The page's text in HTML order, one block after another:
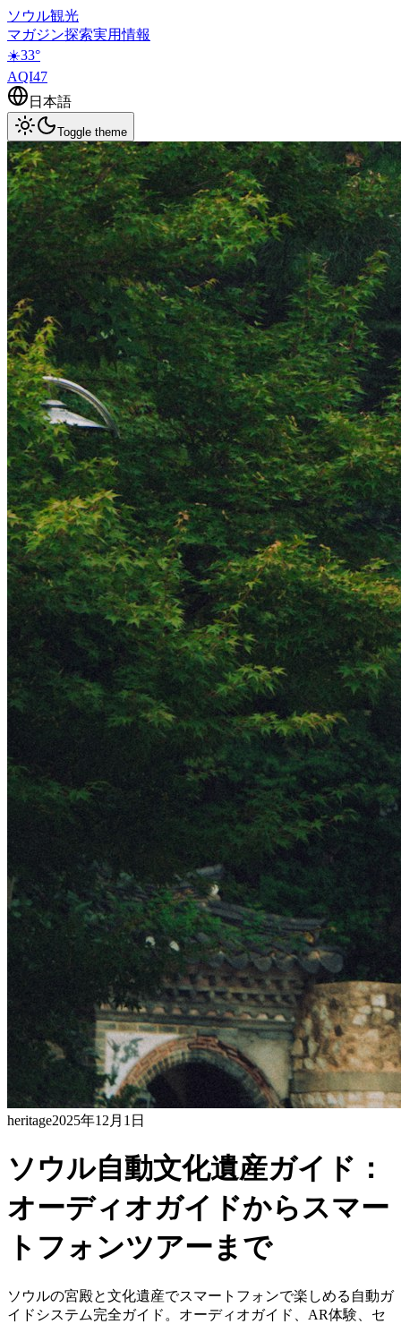
ソウル観光
マガジン探索実用情報
☀️33°
AQI47
日本語
Toggle theme
heritage2025年12月1日
ソウル自動文化遺産ガイド：
オーディオガイドからスマー
トフォンツアーまで
ソウルの宮殿と文化遺産でスマートフォンで楽しめる自動ガ
イドシステム完全ガイド。オーディオガイド、AR体験、セ